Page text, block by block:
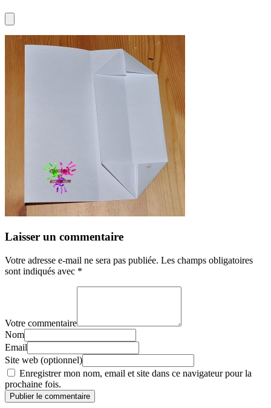
Laisser un commentaire
Votre adresse e-mail ne sera pas publiée. Les champs obligatoires
sont indiqués avec *
Votre commentaire
Nom
Email
Site web (optionnel)
Enregistrer mon nom, email et site dans ce navigateur pour la
prochaine fois.
Publier le commentaire